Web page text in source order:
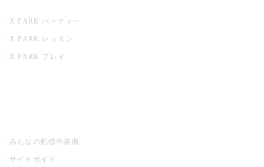
X PARK パーティー
X PARK レッスン
X PARK プレイ
みんなの配信中楽曲
サイトガイド